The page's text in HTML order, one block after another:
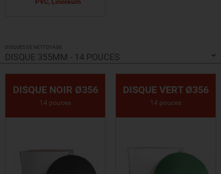
PVC, Linoléum
DISQUES DE NETTOYAGE
DISQUE 355MM - 14 POUCES
DISQUE NOIR Ø356
14 pouces
DISQUE VERT Ø356
14 pouces